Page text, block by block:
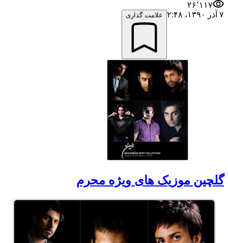
۲۶٬۱۱۷
۷ آذر ۱۳۹۰،‏ ۲:۴۸
علامت گذاری
گلچین موزیک های ویژه محرم